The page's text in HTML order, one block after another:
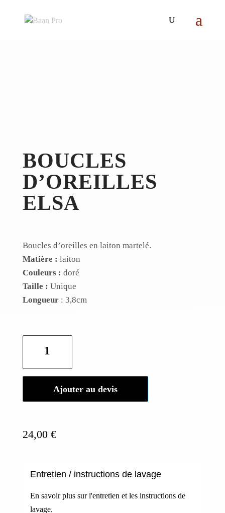
BOUCLES
D’OREILLES
ELSA
Boucles d’oreilles en laiton martelé.
Matière : laiton
Couleurs : doré
Taille : Unique
Longueur: 3,8cm
Boucles
Ajouter au devis
24,00 €
Entretien / instructions de lavage
En savoir plus sur l'entretien et les instructions de
lavage.